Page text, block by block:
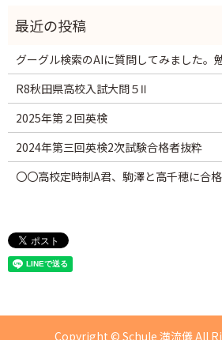
グーグル検索のAIに質問してみました。
R8秋田県高校入試大問５Ⅱ
2025年第２回英検
2024年第三回英検2次試験合格者抜粋
〇〇高校定時制A君、駒澤と高千穂に合格
Copyright © Schule 満流儀 All